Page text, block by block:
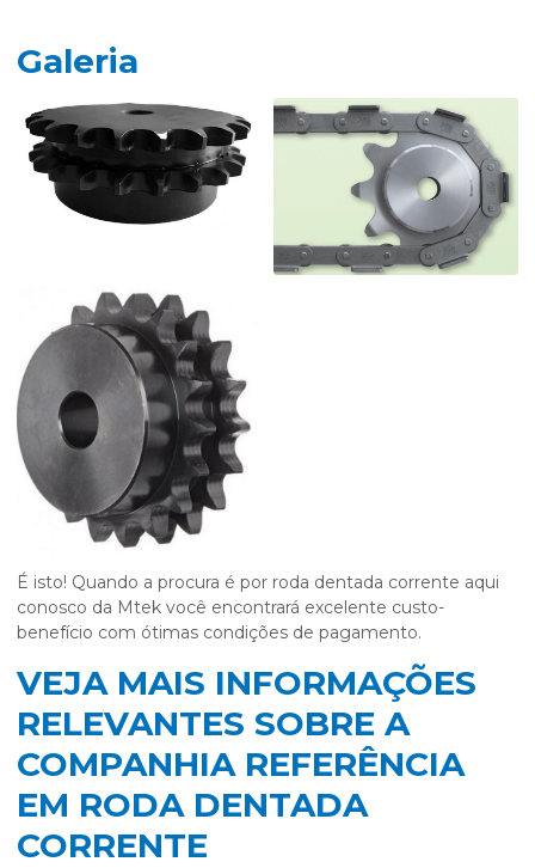
Galeria
É isto! Quando a procura é por roda dentada corrente aqui
conosco da Mtek você encontrará excelente custo-
benefício com ótimas condições de pagamento.
VEJA MAIS INFORMAÇÕES
RELEVANTES SOBRE A
COMPANHIA REFERÊNCIA
EM RODA DENTADA
CORRENTE